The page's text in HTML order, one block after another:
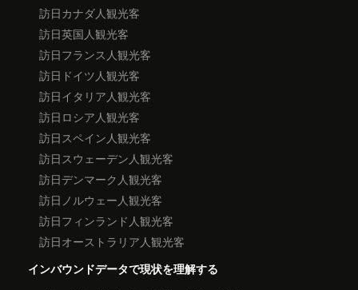
訪日カナダ人観光客
訪日英国人観光客
訪日フランス人観光客
訪日ドイツ人観光客
訪日イタリア人観光客
訪日ロシア人観光客
訪日スペイン人観光客
訪日スウェーデン人観光客
訪日デンマーク人観光客
訪日ノルウェー人観光客
訪日フィンランド人観光客
訪日オーストラリア人観光客
インバウンドデータで現状を理解する